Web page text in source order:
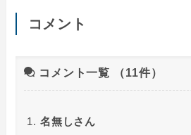
コメント
コメント一覧 （11件）
名無しさん